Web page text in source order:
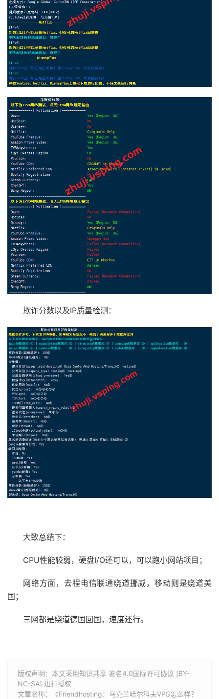
欺诈分数以及IP质量检测：
大致总结下：
CPU性能较弱，硬盘I/O还可以，可以跑小网站项目；
网络方面，去程电信联通绕道挪威，移动则是绕道美
国；
三网都是绕道德国回国，速度还行。
版权声明：本文采用知识共享 署名4.0国际许可协议 [BY-
NC-SA] 进行授权
文章名称：《Friendhosting：乌克兰哈尔科夫VPS怎么样？